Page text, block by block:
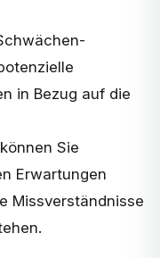
in Bezug auf die
Sie
Erwartungen
Missverständnisse